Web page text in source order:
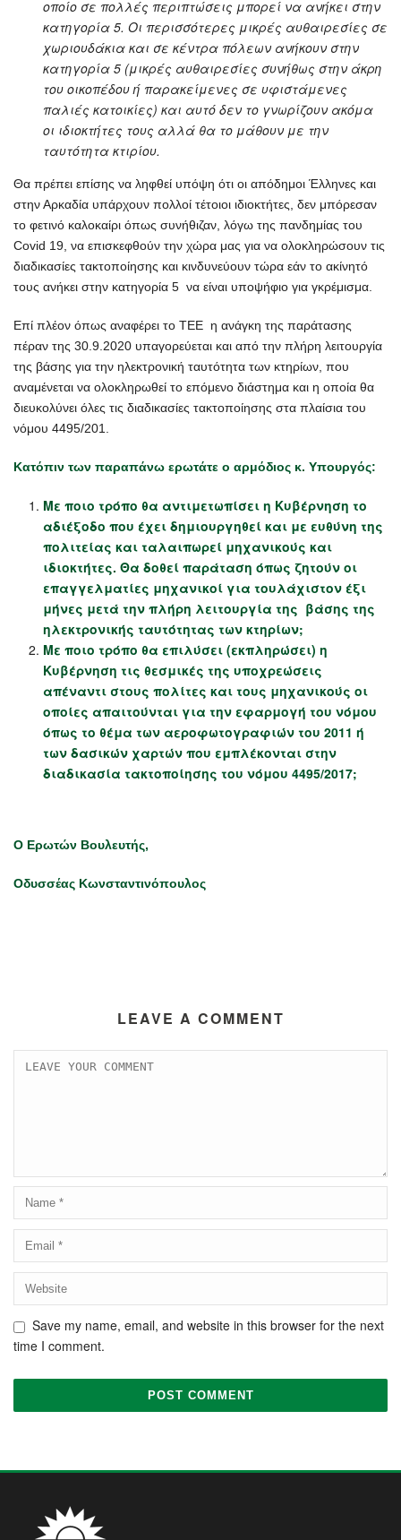
οποίο σε πολλές περιπτώσεις μπορεί να ανήκει στην
κατηγορία 5. Οι περισσότερες μικρές αυθαιρεσίες σε
χωριουδάκια και σε κέντρα πόλεων ανήκουν στην
κατηγορία 5 (μικρές αυθαιρεσίες συνήθως στην άκρη
του οικοπέδου ή παρακείμενες σε υφιστάμενες
παλιές κατοικίες) και αυτό δεν το γνωρίζουν ακόμα
οι ιδιοκτήτες τους αλλά θα το μάθουν με την
ταυτότητα κτιρίου.
Θα πρέπει επίσης να ληφθεί υπόψη ότι οι απόδημοι Έλληνες και
στην Αρκαδία υπάρχουν πολλοί τέτοιοι ιδιοκτήτες, δεν μπόρεσαν
το φετινό καλοκαίρι όπως συνήθιζαν, λόγω της πανδημίας του
Covid 19, να επισκεφθούν την χώρα μας για να ολοκληρώσουν τις
διαδικασίες τακτοποίησης και κινδυνεύουν τώρα εάν το ακίνητό
τους ανήκει στην κατηγορία 5 να είναι υποψήφιο για γκρέμισμα.
Επί πλέον όπως αναφέρει το ΤΕΕ η ανάγκη της παράτασης
πέραν της 30.9.2020 υπαγορεύεται και από την πλήρη λειτουργία
της βάσης για την ηλεκτρονική ταυτότητα των κτηρίων, που
αναμένεται να ολοκληρωθεί το επόμενο διάστημα και η οποία θα
διευκολύνει όλες τις διαδικασίες τακτοποίησης στα πλαίσια του
νόμου 4495/201.
Κατόπιν των παραπάνω ερωτάτε ο αρμόδιος κ. Υπουργός:
Με ποιο τρόπο θα αντιμετωπίσει η Κυβέρνηση το
αδιέξοδο που έχει δημιουργηθεί και με ευθύνη της
πολιτείας και ταλαιπωρεί μηχανικούς και
ιδιοκτήτες. Θα δοθεί παράταση όπως ζητούν οι
επαγγελματίες μηχανικοί για τουλάχιστον έξι
μήνες μετά την πλήρη λειτουργία της βάσης της
ηλεκτρονικής ταυτότητας των κτηρίων;
Με ποιο τρόπο θα επιλύσει (εκπληρώσει) η
Κυβέρνηση τις θεσμικές της υποχρεώσεις
απέναντι στους πολίτες και τους μηχανικούς οι
οποίες απαιτούνται για την εφαρμογή του νόμου
όπως το θέμα των αεροφωτογραφιών του 2011 ή
των δασικών χαρτών που εμπλέκονται στην
διαδικασία τακτοποίησης του νόμου 4495/2017;
Ο Ερωτών Βουλευτής,
Οδυσσέας Κωνσταντινόπουλος
LEAVE A COMMENT
Save my name, email, and website in this browser for the next
time I comment.